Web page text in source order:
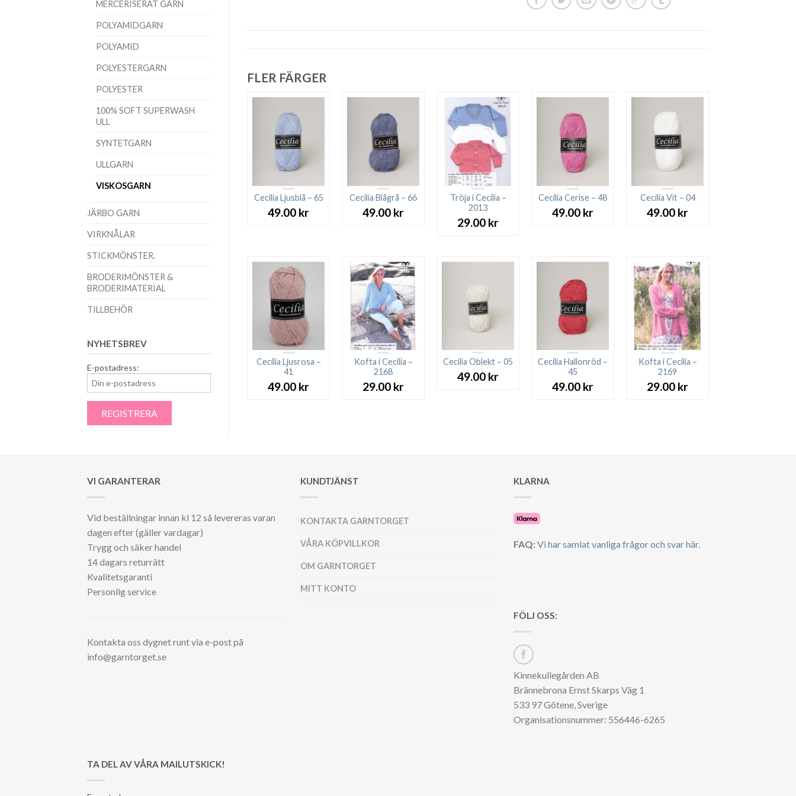
MERCERISERAT GARN
POLYAMIDGARN
POLYAMID
POLYESTERGARN
POLYESTER
100% SOFT SUPERWASH
ULL
SYNTETGARN
ULLGARN
VISKOSGARN
JÄRBO GARN
VIRKNÅLAR
STICKMÖNSTER.
BRODERIMÖNSTER &
BRODERIMATERIAL
TILLBEHÖR
NYHETSBREV
E-postadress:
FLER FÄRGER
Cecilia Ljusblå – 65
49.00 kr
Cecilia Blågrå – 66
49.00 kr
Tröja i Cecilia –
2013
29.00 kr
Cecilia Cerise – 48
49.00 kr
Cecilia Vit – 04
49.00 kr
Cecilia Ljusrosa –
41
49.00 kr
Kofta i Cecilia –
2168
29.00 kr
Cecilia Oblekt – 05
49.00 kr
Cecilia Hallonröd –
45
49.00 kr
Kofta i Cecilia –
2169
29.00 kr
VI GARANTERAR
Vid beställningar innan kl 12 så levereras varan
dagen efter (gäller vardagar)
Trygg och säker handel
14 dagars returrätt
Kvalitetsgaranti
Personlig service
Kontakta oss dygnet runt via e-post på
info@garntorget.se
KUNDTJÄNST
KONTAKTA GARNTORGET
VÅRA KÖPVILLKOR
OM GARNTORGET
MITT KONTO
KLARNA
FAQ:Vi har samlat vanliga frågor och svar här.
FÖLJ OSS:
Kinnekullegården AB
Brännebrona Ernst Skarps Väg 1
533 97 Götene, Sverige
Organisationsnummer: 556446-6265
TA DEL AV VÅRA MAILUTSKICK!